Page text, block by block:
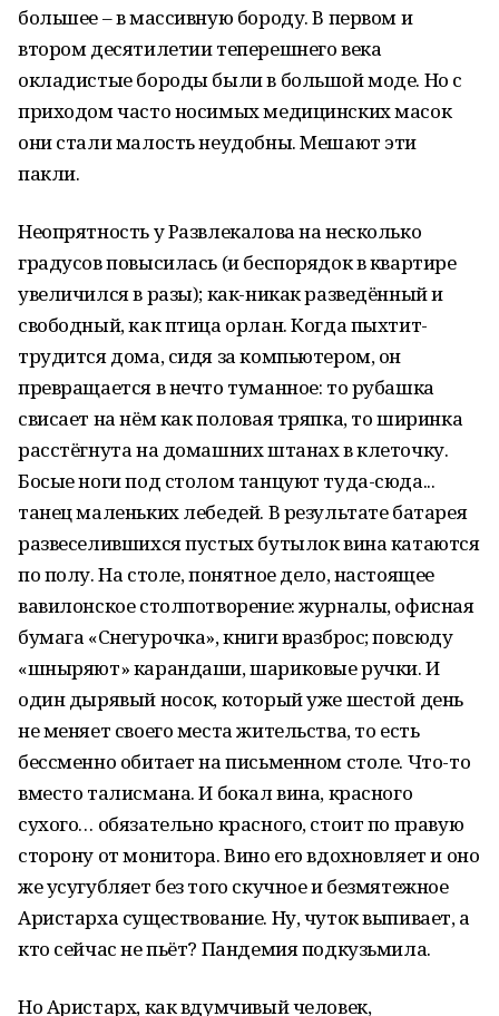
большее – в массивную бороду. В первом и
втором десятилетии теперешнего века
окладистые бороды были в большой моде. Но с
приходом часто носимых медицинских масок
они стали малость неудобны. Мешают эти
пакли.
Неопрятность у Развлекалова на несколько
градусов повысилась (и беспорядок в квартире
увеличился в разы); как-никак разведённый и
свободный, как птица орлан. Когда пыхтит-
трудится дома, сидя за компьютером, он
превращается в нечто туманное: то рубашка
свисает на нём как половая тряпка, то ширинка
расстёгнута на домашних штанах в клеточку.
Босые ноги под столом танцуют туда-сюда...
танец маленьких лебедей. В результате батарея
развеселившихся пустых бутылок вина катаются
по полу. На столе, понятное дело, настоящее
вавилонское столпотворение: журналы, офисная
бумага «Снегурочка», книги вразброс; повсюду
«шныряют» карандаши, шариковые ручки. И
один дырявый носок, который уже шестой день
не меняет своего места жительства, то есть
бессменно обитает на письменном столе. Что-то
вместо талисмана. И бокал вина, красного
сухого… обязательно красного, стоит по правую
сторону от монитора. Вино его вдохновляет и оно
же усугубляет без того скучное и безмятежное
Аристарха существование. Ну, чуток выпивает, а
кто сейчас не пьёт? Пандемия подкузьмила.
Но Аристарх, как вдумчивый человек,